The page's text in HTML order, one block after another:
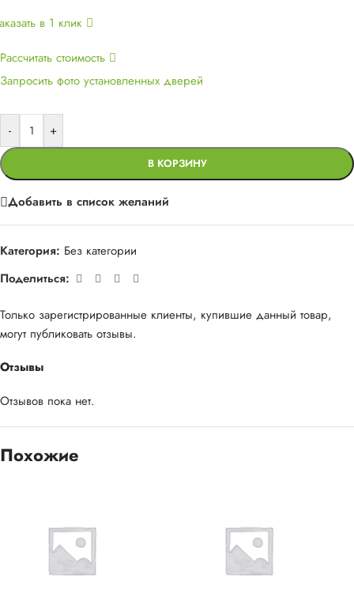
в 1 клик
Рассчитать стоимость
Запросить фото установленных дверей
- +
В КОРЗИНУ
Добавить в список желаний
Категория: Без категории
Поделиться:
Отзывы
Отзывов пока нет.
Только зарегистрированные клиенты, купившие данный товар,
могут публиковать отзывы.
Похожие